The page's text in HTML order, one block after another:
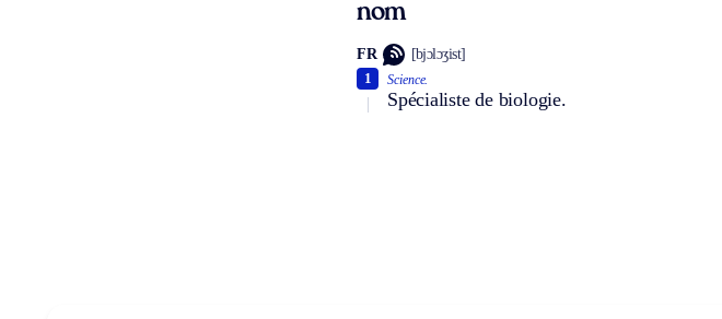
nom
FR [bjɔlɔʒist]
Science.
Spécialiste de biologie.
1